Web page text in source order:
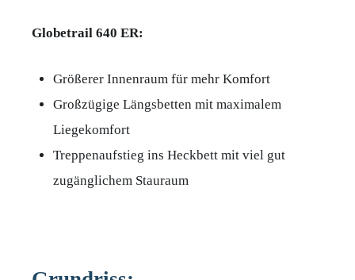
Globetrail 640 ER:
Größerer Innenraum für mehr Komfort
Großzügige Längsbetten mit maximalem
Liegekomfort
Treppenaufstieg ins Heckbett mit viel gut
zugänglichem Stauraum